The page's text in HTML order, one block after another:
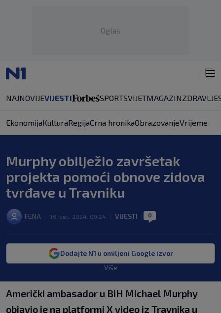
Oglas
NAJNOVIJEVIJESTI SPORTSVIJETMAGAZINZDRAVLJE
EkonomijaKulturaRegijaCrna hronikaObrazovanjeVrijeme
Murphy obilježio završetak
projekta pomoći obnove zidova
tvrđave u Travniku
FENA 18. dec. 2024. 09:24 VIJESTI 0
Dodajte N1 u omiljeni Google izvor
Više
Američki ambasador u BiH Michael Murphy
objavio je na platformi X video iz Travnika u